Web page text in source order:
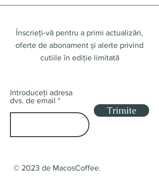
Înscrieți-vă pentru a primi actualizări,
oferte de abonament și alerte privind
cutiile în ediție limitată
Introduceți adresa
dvs. de email
Trimite
© 2023 de MacosCoffee.